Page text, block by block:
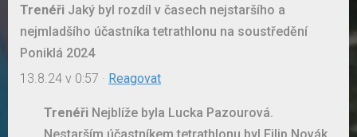
Trenéři Jaký byl rozdíl v časech nejstaršího a
nejmladšího účastníka tetrathlonu na soustředění
Poniklá 2024
13.8.24 v 0:57 · Reagovat
Trenéři Nejblíže byla Lucka Pazourová.